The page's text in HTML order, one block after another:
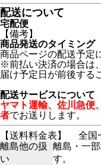
配送について
宅配便
【備考】
商品発送のタイミング
商品ページの配送予定
※前払い決済の場合は
届け予定日が前後する
配送サービスについて
ヤマト運輸、佐川急便
者でお送りします。
【送料料金表】
全国
離島他の扱
い
離島・一
す。